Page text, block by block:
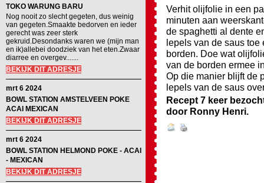
TOKO WARUNG BARU
Nog nooit zo slecht gegeten, dus weinig
van gegeten.Smaakte bedorven en ieder
gerecht was zeer sterk
gekruid.Desondanks waren we (mijn man
en ik)allebei doodziek van het eten.Zwaar
diarree en overgev.......
BEKIJK DIT ADRESJE
mrt 6 2024
BOWL STATION AMSTELVEEN POKE
ACAI MEXICAN
BEKIJK DIT ADRESJE
mrt 6 2024
BOWL STATION HELMOND POKE - ACAI
- MEXICAN
BEKIJK DIT ADRESJE
Verhit olijfolie in een
minuten aan
de spaghetti al dente
lepels van de saus toe
borden. Doe wat
van de borden ermee
Op die manier blijft de
lepels van de saus
Recept 7 keer
door Ronny Henri.